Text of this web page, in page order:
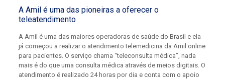
A Amil é uma das pioneiras a oferecer o
teleatendimento
A Amil é uma das maiores operadoras de saúde do Brasil e ela
já começou a realizar o atendimento telemedicina da Amil online
para pacientes. O serviço chama “teleconsulta médica”, nada
mais é do que uma consulta médica através de meios digitais. O
atendimento é realizado 24 horas por dia e conta com o apoio